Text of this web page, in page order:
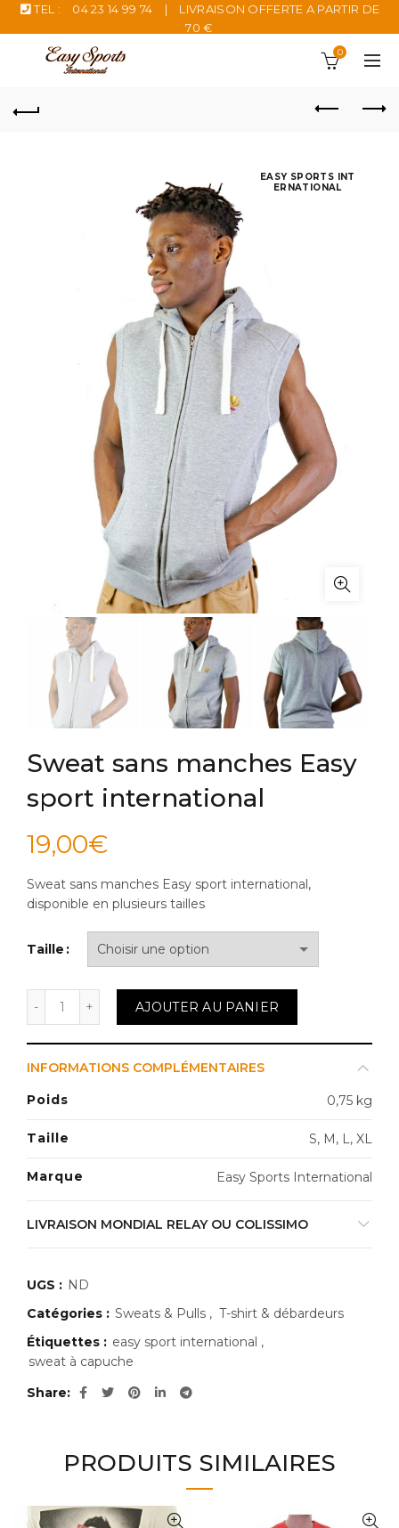
TEL : 04 23 14 99 74 |
LIVRAISON OFFERTE A PARTIR DE
70 €
0
EASY SPORTS INT
ERNATIONAL
Sweat sans manches Easy
sport international
19,00€
Sweat sans manches Easy sport international,
disponible en plusieurs tailles
Taille
quantité de Sweat sans manches Easy sport
AJOUTER AU PANIER
INFORMATIONS COMPLÉMENTAIRES
Poids
0,75 kg
Taille S, M, L, XL
Marque Easy Sports International
LIVRAISON MONDIAL RELAY OU COLISSIMO
UGS : ND
Catégories : Sweats & Pulls , T-shirt & débardeurs
Étiquettes : easy sport international ,
sweat à capuche
Share
PRODUITS SIMILAIRES